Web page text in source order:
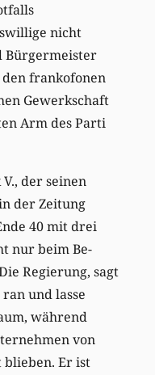
nicht
Bürgermeister
frankofonen
Gewerkschaft
Arm des Parti
der seinen
der Zeitung
40 mit drei
nur beim Be-
Regierung, sagt
und lasse
während
von
blieben. Er ist